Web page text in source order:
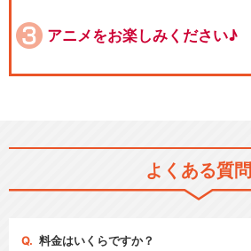
アニメをお楽しみください♪
よくある質問
料金はいくらですか？